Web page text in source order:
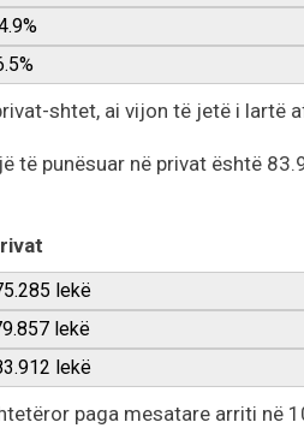
shtet, ai vijon të jetë i lartë
të punësuar në privat është
lekë
lekë
lekë
paga mesatare arriti në